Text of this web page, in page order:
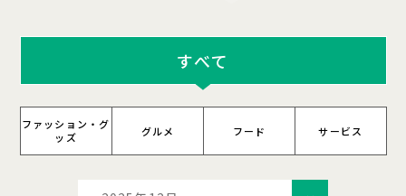
すべて
ファッション・グ
ッズ
グルメ フード サービス